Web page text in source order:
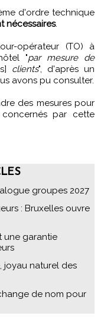
d'ordre technique
nécessaires.
opérateur (TO) à
"par mesure de
clients", d'après un
avons pu consulter.
des mesures pour
par cette
groupes 2027
: Bruxelles ouvre
une garantie
joyau naturel des
de nom pour